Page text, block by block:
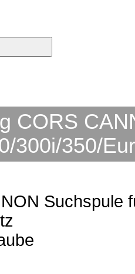
CORS
300i/350/
Suchspule